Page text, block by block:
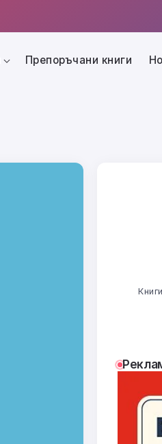
Препоръчани книги